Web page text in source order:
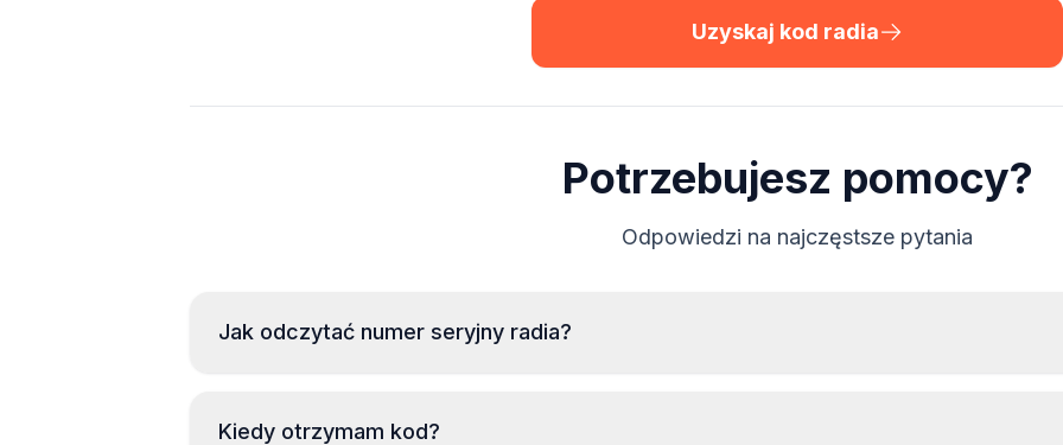
Uzyskaj kod radia
Potrzebujesz pomocy?
Odpowiedzi na najczęstsze pytania
Jak odczytać numer seryjny radia?
Kiedy otrzymam kod?